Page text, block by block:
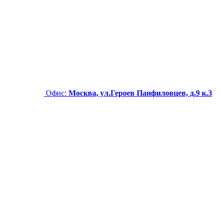
Офис: Москва, ул.Героев Панфиловцев, д.9 к.3